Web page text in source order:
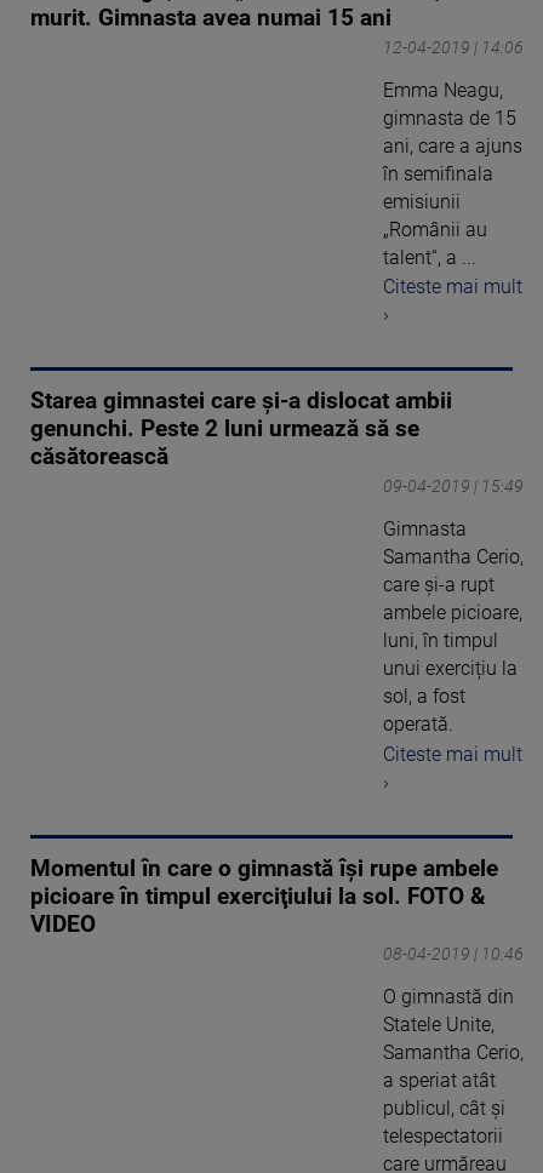
murit. Gimnasta avea numai 15 ani
12-04-2019 | 14:06
Emma Neagu,
gimnasta de 15
ani, care a ajuns
în semifinala
emisiunii
„Românii au
talent“, a ...
Citeste mai mult
›
Starea gimnastei care și-a dislocat ambii
genunchi. Peste 2 luni urmează să se
căsătorească
09-04-2019 | 15:49
Gimnasta
Samantha Cerio,
care și-a rupt
ambele picioare,
luni, în timpul
unui exercițiu la
sol, a fost
operată.
Citeste mai mult
›
Momentul în care o gimnastă îşi rupe ambele
picioare în timpul exerciţiului la sol. FOTO &
VIDEO
08-04-2019 | 10:46
O gimnastă din
Statele Unite,
Samantha Cerio,
a speriat atât
publicul, cât şi
telespectatorii
care urmăreau